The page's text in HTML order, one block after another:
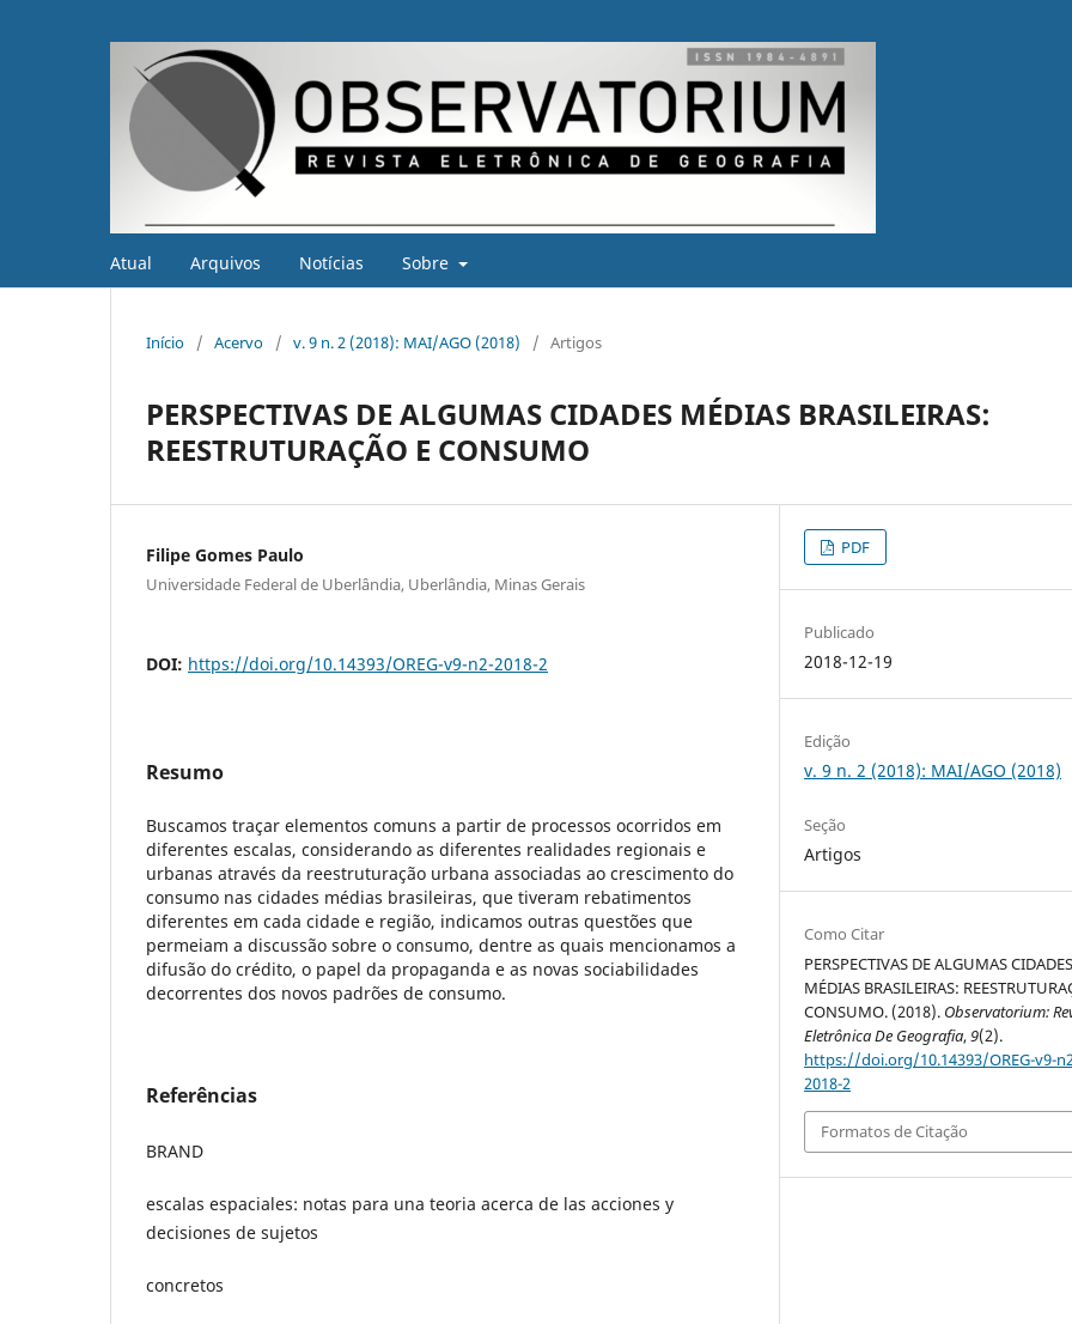
Atual Arquivos Notícias Sobre
Início / Acervo / v. 9 n. 2 (2018): MAI/AGO (2018) / Artigos
PERSPECTIVAS DE ALGUMAS CIDADES MÉDIAS BRASILEIRAS:
REESTRUTURAÇÃO E CONSUMO
Filipe Gomes Paulo
Universidade Federal de Uberlândia, Uberlândia, Minas Gerais
DOI: https://doi.org/10.14393/OREG-v9-n2-2018-2
Resumo
Buscamos traçar elementos comuns a partir de processos ocorridos em
diferentes escalas, considerando as diferentes realidades regionais e
urbanas através da reestruturação urbana associadas ao crescimento do
consumo nas cidades médias brasileiras, que tiveram rebatimentos
diferentes em cada cidade e região, indicamos outras questões que
permeiam a discussão sobre o consumo, dentre as quais mencionamos a
difusão do crédito, o papel da propaganda e as novas sociabilidades
decorrentes dos novos padrões de consumo.
Referências
BRAND
escalas espaciales: notas para una teoria acerca de las acciones y
decisiones de sujetos
concretos
PDF
Publicado
2018-12-19
Edição
v. 9 n. 2 (2018): MAI/AGO (2018)
Seção
Artigos
Como Citar
PERSPECTIVAS DE ALGUMAS CIDADES
MÉDIAS BRASILEIRAS:
CONSUMO. (2018). Observatorium:
Eletrônica De Geografia,9(2).
https://doi.org/10.14393/OREG-v9-
2018-2
Formatos de Citação